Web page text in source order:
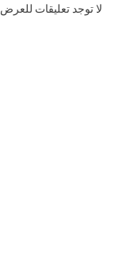
لا توجد تعليقات للعرض.